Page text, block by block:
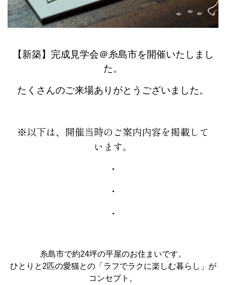
【新築】完成見学会＠糸島市を開催いたしまし
た。
たくさんのご来場ありがとうございました。
※以下は、開催当時のご案内内容を掲載して
います。
・
・
・
糸島市で約24坪の平屋のお住まいです。
ひとりと2匹の愛猫との「ラフでラクに楽しむ暮らし」が
コンセプト。